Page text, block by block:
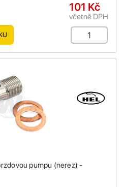
101 Kč
včetně DPH
pumpu (nerez) -